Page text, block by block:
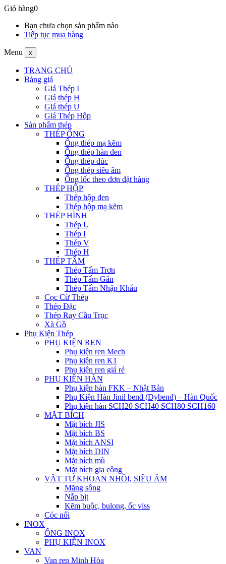
Giỏ hàng0
Bạn chưa chọn sản phẩm nào
Tiếp tục mua hàng
Menu x
TRANG CHỦ
Bảng giá
Giá Thép I
Giá thép H
Giá thép U
Giá Thép Hộp
Sản phẩm thép
THÉP ỐNG
Ống thép mạ kẽm
Ống thép hàn đen
Ống thép đúc
Ống thép siêu âm
Ống lốc theo đơn đặt hàng
THÉP HỘP
Thép hộp đen
Thép hộp mạ kẽm
THÉP HÌNH
Thép U
Thép I
Thép V
Thép H
THÉP TẤM
Thép Tấm Trơn
Thép Tấm Gân
Thép Tấm Nhập Khẩu
Cọc Cừ Thép
Thép Đặc
Thép Ray Cầu Trục
Xà Gồ
Phụ Kiện Thép
PHỤ KIỆN REN
Phụ kiện ren Mech
Phụ kiện ren K1
Phụ kiện ren giá rẻ
PHỤ KIỆN HÀN
Phụ kiện hàn FKK – Nhật Bản
Phụ Kiện Hàn Jinil bend (Dybend) – Hàn Quốc
Phụ kiện hàn SCH20 SCH40 SCH80 SCH160
MẶT BÍCH
Mặt bích JIS
Mặt bích BS
Mặt bích ANSI
Mặt bích DIN
Mặt bích mù
Mặt bích gia công
VẬT TƯ KHOAN NHỒI, SIÊU ÂM
Măng sông
Nắp bịt
Kẽm buộc, bulong, ốc viss
Cóc nối
INOX
ỐNG INOX
PHỤ KIỆN INOX
VAN
Van ren Minh Hòa